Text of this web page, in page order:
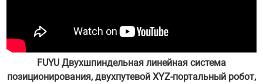
FUYU Двухшпиндельная линейная система
позиционирования, двухпутевой XYZ-портальный робот,